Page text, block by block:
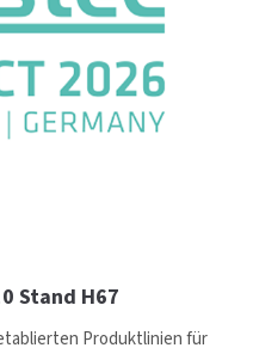
Stand H67
Produktlinien für